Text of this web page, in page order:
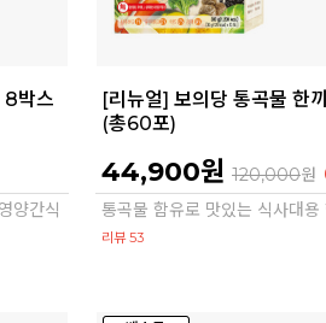
8박스
양간식
[리뉴얼] 보의당 통곡물 한
(총60포)
44,900원 120,000원
통곡물 함유로 맛있는 식사대용
리뷰 53